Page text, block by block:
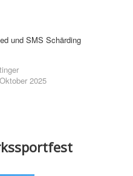
und SMS Schärding
2025